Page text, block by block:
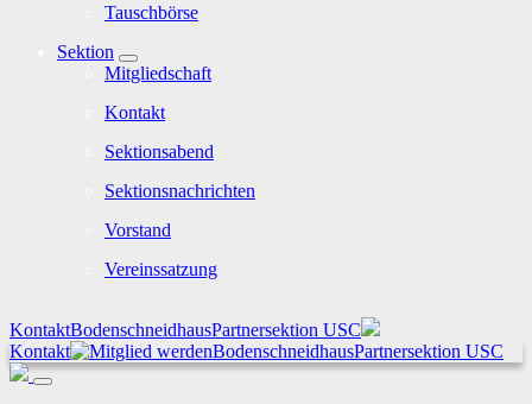
Tauschbörse
Sektion
Mitgliedschaft
Kontakt
Sektionsabend
Sektionsnachrichten
Vorstand
Vereinssatzung
KontaktBodenschneidhausPartnersektion USC
Kontakt
BodenschneidhausPartnersektion USC